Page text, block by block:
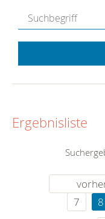
Ergebnisliste
7
8